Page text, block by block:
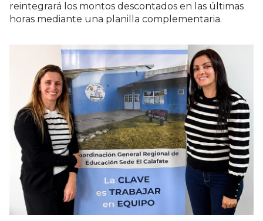
reintegrará los montos descontados en las últimas
horas mediante una planilla complementaria.